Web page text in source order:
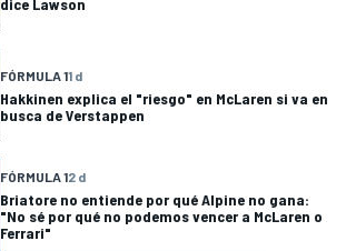
dice Lawson
FÓRMULA 11 d
Hakkinen explica el "riesgo" en McLaren si va en
busca de Verstappen
FÓRMULA 12 d
Briatore no entiende por qué Alpine no gana:
"No sé por qué no podemos vencer a McLaren o
Ferrari"